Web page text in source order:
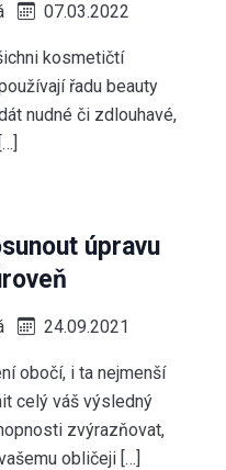
07.03.2022
kosmetičtí
řadu beauty
nudné či zdlouhavé,
úpravu
24.09.2021
obočí, i ta nejmenší
celý váš výsledný
zvýrazňovat,
obličeji […]